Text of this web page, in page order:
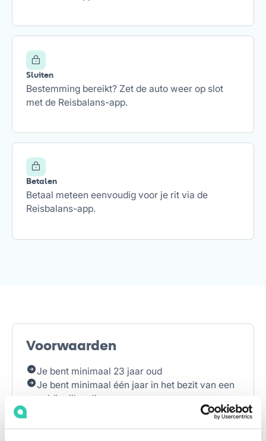
Sluiten
Bestemming bereikt? Zet de auto weer op slot
met de Reisbalans-app.
Betalen
Betaal meteen eenvoudig voor je rit via de
Reisbalans-app.
Voorwaarden
Je bent minimaal 23 jaar oud
Je bent minimaal één jaar in het bezit van een
geldig rijbewijs
Je hebt een Nederlandse bankrekening